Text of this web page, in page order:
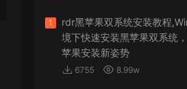
来源： PDFify for Mac v5.0 专业的
imacos.top • 2026-07-19
1
rdr黑苹果双系统安装教程
境下快速安装黑苹果双系统
苹果安装新姿势
6755 8.99w